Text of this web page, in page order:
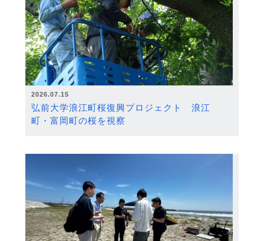
2026.07.15
弘前大学浪江町桜復興プロジェクト 浪江
町・富岡町の桜を視察